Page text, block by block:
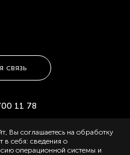
связь
11 78
Использование
только с разрешения
ссылки на сайт.
Вы соглашаетесь на обработку
в себя: сведения о
операционной системы и